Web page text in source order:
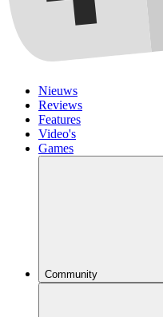
Nieuws
Reviews
Features
Video's
Games
Community